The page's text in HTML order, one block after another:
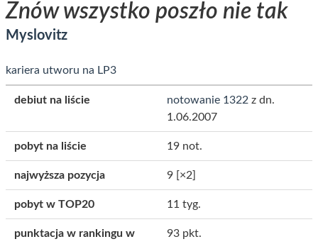
Znów wszystko poszło nie tak
Myslovitz
kariera utworu na LP3
debiut na liście notowanie 1322 z dn.
1.06.2007
pobyt na liście 19 not.
najwyższa pozycja 9 [×2]
pobyt w TOP20 11 tyg.
punktacja w rankingu w
93 pkt.